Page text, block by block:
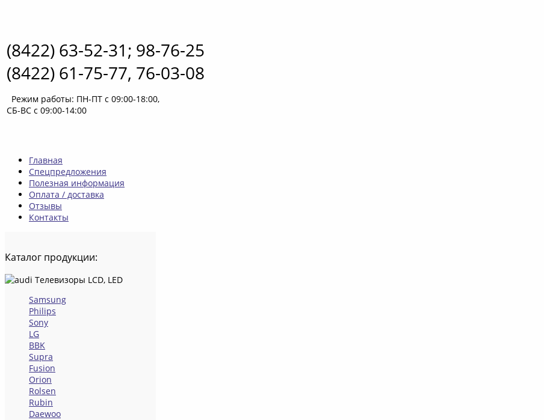
(8422) 63-52-31; 98-76-25
(8422) 61-75-77, 76-03-08
Режим работы: ПН-ПТ с 09:00-18:00,
СБ-ВС с 09:00-14:00
Главная
Спецпредложения
Полезная информация
Оплата / доставка
Отзывы
Контакты
Каталог продукции:
Телевизоры LCD, LED
Samsung
Philips
Sony
LG
BBK
Supra
Fusion
Orion
Rolsen
Rubin
Daewoo